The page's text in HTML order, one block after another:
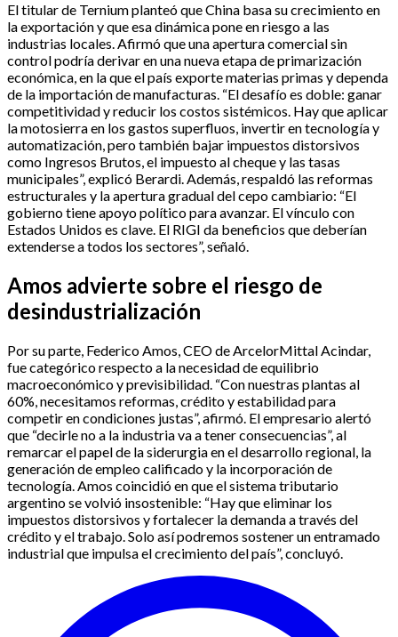
El titular de Ternium planteó que China basa su crecimiento en
la exportación y que esa dinámica pone en riesgo a las
industrias locales. Afirmó que una apertura comercial sin
control podría derivar en una nueva etapa de primarización
económica, en la que el país exporte materias primas y dependa
de la importación de manufacturas. “El desafío es doble: ganar
competitividad y reducir los costos sistémicos. Hay que aplicar
la motosierra en los gastos superfluos, invertir en tecnología y
automatización, pero también bajar impuestos distorsivos
como Ingresos Brutos, el impuesto al cheque y las tasas
municipales”, explicó Berardi. Además, respaldó las reformas
estructurales y la apertura gradual del cepo cambiario: “El
gobierno tiene apoyo político para avanzar. El vínculo con
Estados Unidos es clave. El RIGI da beneficios que deberían
extenderse a todos los sectores”, señaló.
Amos advierte sobre el riesgo de
desindustrialización
Por su parte, Federico Amos, CEO de ArcelorMittal Acindar,
fue categórico respecto a la necesidad de equilibrio
macroeconómico y previsibilidad. “Con nuestras plantas al
60%, necesitamos reformas, crédito y estabilidad para
competir en condiciones justas”, afirmó. El empresario alertó
que “decirle no a la industria va a tener consecuencias”, al
remarcar el papel de la siderurgia en el desarrollo regional, la
generación de empleo calificado y la incorporación de
tecnología. Amos coincidió en que el sistema tributario
argentino se volvió insostenible: “Hay que eliminar los
impuestos distorsivos y fortalecer la demanda a través del
crédito y el trabajo. Solo así podremos sostener un entramado
industrial que impulsa el crecimiento del país”, concluyó.